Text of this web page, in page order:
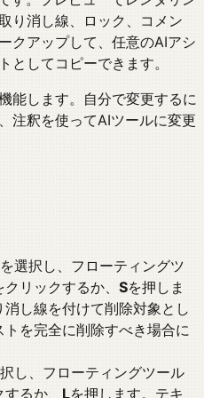
り消し線、ロック、コメン
クアップして、任意のAIアシ
としてコピーできます。
能します。自分で変更するに
注釈を使ってAIツールに変更
選択し、フローティングツ
リックするか、 Sを押しま
し線を付けて削除対象とし
を完全に削除すべき場合に
し、フローティングツール
るか、 Lを押します。テキ